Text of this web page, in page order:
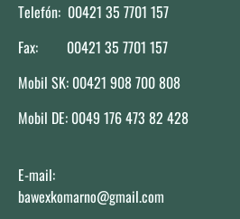
Telefón: 00421 35 7701 157
Fax: 00421 35 7701 157
Mobil SK: 00421 908 700 808
Mobil DE: 0049 176 473 82 428
E-mail:
bawexkomarno@gmail.com